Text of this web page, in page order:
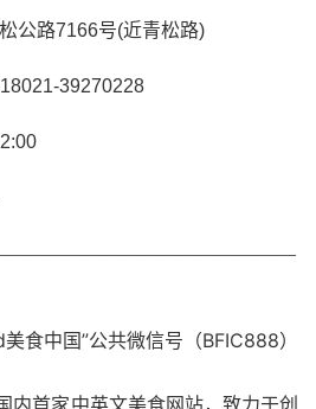
公路7166号(近青松路)
39270228
美食中国”公共微信号（BFIC888）